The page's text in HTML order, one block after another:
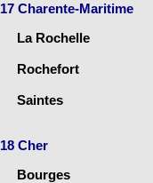
17 Charente-Maritime
La Rochelle
Rochefort
Saintes
18 Cher
Bourges